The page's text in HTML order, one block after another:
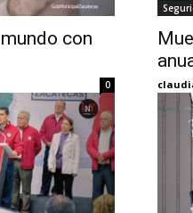
con
0